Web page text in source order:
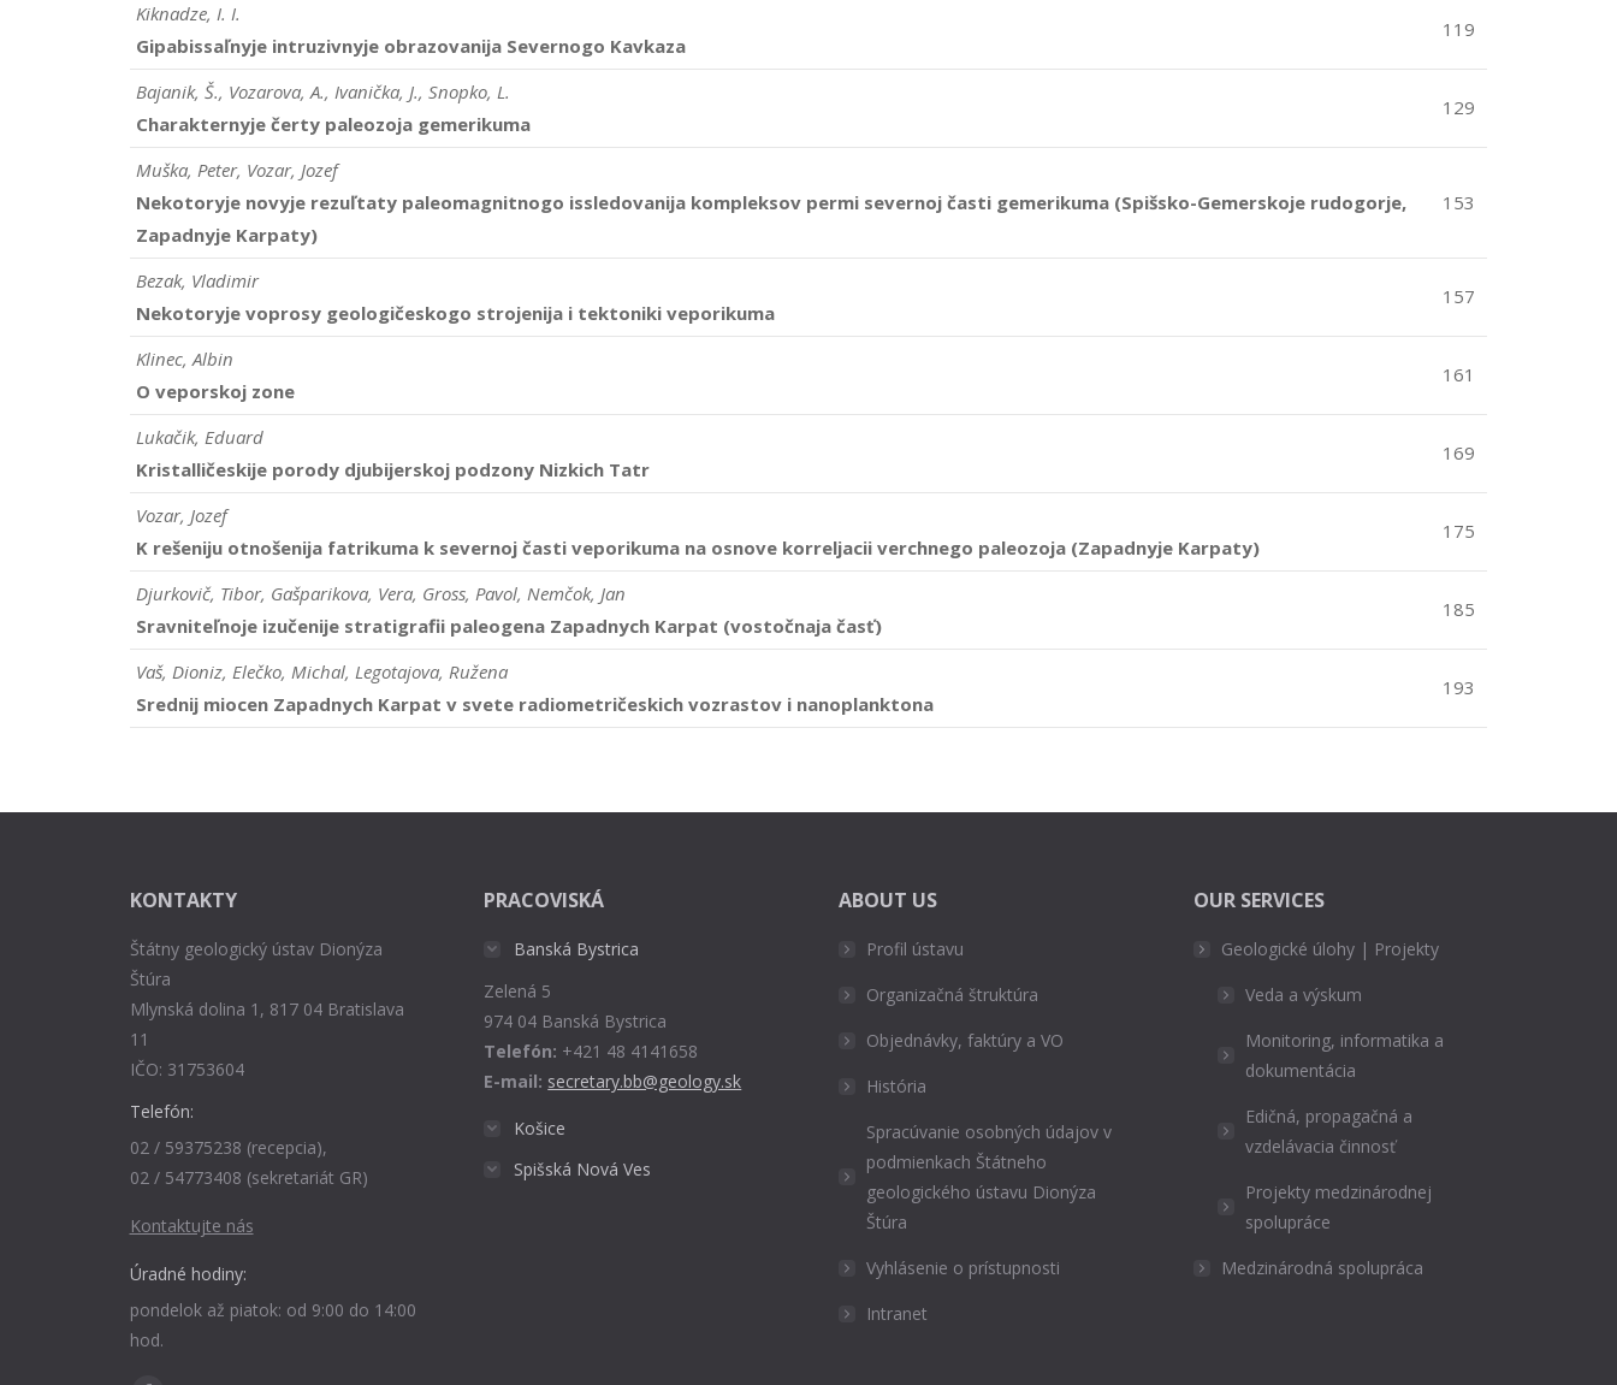
Kiknadze, I. I.
Gipabissaľnyje intruzivnyje obrazovanija Severnogo Kavkaza
119
Bajanik, Š., Vozarova, A., Ivanička, J., Snopko, L.
Charakternyje čerty paleozoja gemerikuma
129
Muška, Peter, Vozar, Jozef
Nekotoryje novyje rezuľtaty paleomagnitnogo issledovanija kompleksov permi severnoj časti gemerikuma (Spišsko-Gemerskoje rudogorje,
Zapadnyje Karpaty)
153
Bezak, Vladimir
Nekotoryje voprosy geologičeskogo strojenija i tektoniki veporikuma
157
Klinec, Albin
O veporskoj zone
161
Lukačik, Eduard
Kristalličeskije porody djubijerskoj podzony Nizkich Tatr
169
Vozar, Jozef
K rešeniju otnošenija fatrikuma k severnoj časti veporikuma na osnove korreljacii verchnego paleozoja (Zapadnyje Karpaty)
175
Djurkovič, Tibor, Gašparikova, Vera, Gross, Pavol, Nemčok, Jan
Sravniteľnoje izučenije stratigrafii paleogena Zapadnych Karpat (vostočnaja časť)
185
Vaš, Dioniz, Elečko, Michal, Legotajova, Ružena
Srednij miocen Zapadnych Karpat v svete radiometričeskich vozrastov i nanoplanktona
193
KONTAKTY
Štátny geologický ústav Dionýza
Štúra
Mlynská dolina 1, 817 04 Bratislava
11
IČO: 31753604
Telefón:
02 / 59375238 (recepcia),
02 / 54773408 (sekretariát GR)
Kontaktujte nás
Úradné hodiny:
pondelok až piatok: od 9:00 do 14:00
hod.
PRACOVISKÁ
Banská Bystrica
Zelená 5
974 04 Banská Bystrica
Telefón: +421 48 4141658
E-mail: secretary.bb@geology.sk
Košice
Spišská Nová Ves
ABOUT US
Profil ústavu
Organizačná štruktúra
Objednávky, faktúry a VO
História
Spracúvanie osobných údajov v
podmienkach Štátneho
geologického ústavu Dionýza
Štúra
Vyhlásenie o prístupnosti
Intranet
OUR SERVICES
Geologické úlohy | Projekty
Veda a výskum
Monitoring, informatika a
dokumentácia
Edičná, propagačná a
vzdelávacia činnosť
Projekty medzinárodnej
spolupráce
Medzinárodná spolupráca